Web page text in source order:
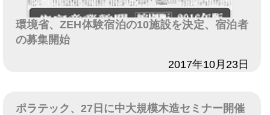
環境省、ZEH体験宿泊の10施設を決定、宿泊者
の募集開始
2017年10月23日
ポラテック、27日に中大規模木造セミナー開催